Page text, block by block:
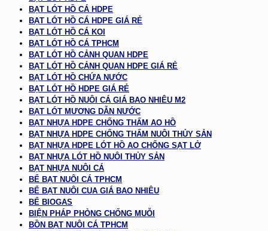
BẠT LÓT HỒ CÁ HDPE
BẠT LÓT HỒ CÁ HDPE GIÁ RẺ
BẠT LÓT HỒ CÁ KOI
BẠT LÓT HỒ CÁ TPHCM
BẠT LÓT HỒ CẢNH QUAN HDPE
BẠT LÓT HỒ CẢNH QUAN HDPE GIÁ RẺ
BẠT LÓT HỒ CHỨA NƯỚC
BẠT LÓT HỒ HDPE GIÁ RẺ
BẠT LÓT HỒ NUÔI CÁ GIÁ BAO NHIÊU M2
BẠT LÓT MƯƠNG DẪN NƯỚC
BẠT NHỰA HDPE CHỐNG THẤM AO HỒ
BẠT NHỰA HDPE CHỐNG THẤM NUÔI THỦY SẢN
BẠT NHỰA HDPE LÓT HỒ AO CHỐNG SẠT LỞ
BẠT NHỰA LÓT HỒ NUÔI THỦY SẢN
BẠT NHỰA NUÔI CÁ
BỂ BẠT NUÔI CÁ TPHCM
BỂ BẠT NUÔI CUA GIÁ BAO NHIÊU
BỂ BIOGAS
BIỆN PHÁP PHÒNG CHỐNG MUỖI
BỒN BẠT NUÔI CÁ TPHCM